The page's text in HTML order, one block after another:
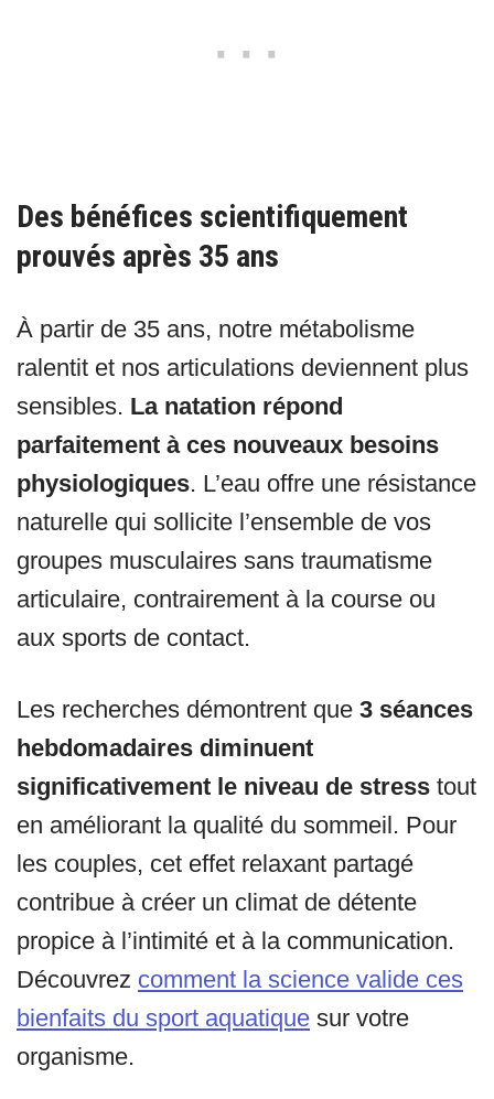
Des bénéfices scientifiquement
prouvés après 35 ans
À partir de 35 ans, notre métabolisme
ralentit et nos articulations deviennent plus
sensibles. La natation répond
parfaitement à ces nouveaux besoins
physiologiques. L’eau offre une résistance
naturelle qui sollicite l’ensemble de vos
groupes musculaires sans traumatisme
articulaire, contrairement à la course ou
aux sports de contact.
Les recherches démontrent que 3 séances
hebdomadaires diminuent
significativement le niveau de stress tout
en améliorant la qualité du sommeil. Pour
les couples, cet effet relaxant partagé
contribue à créer un climat de détente
propice à l’intimité et à la communication.
Découvrez comment la science valide ces
bienfaits du sport aquatique sur votre
organisme.